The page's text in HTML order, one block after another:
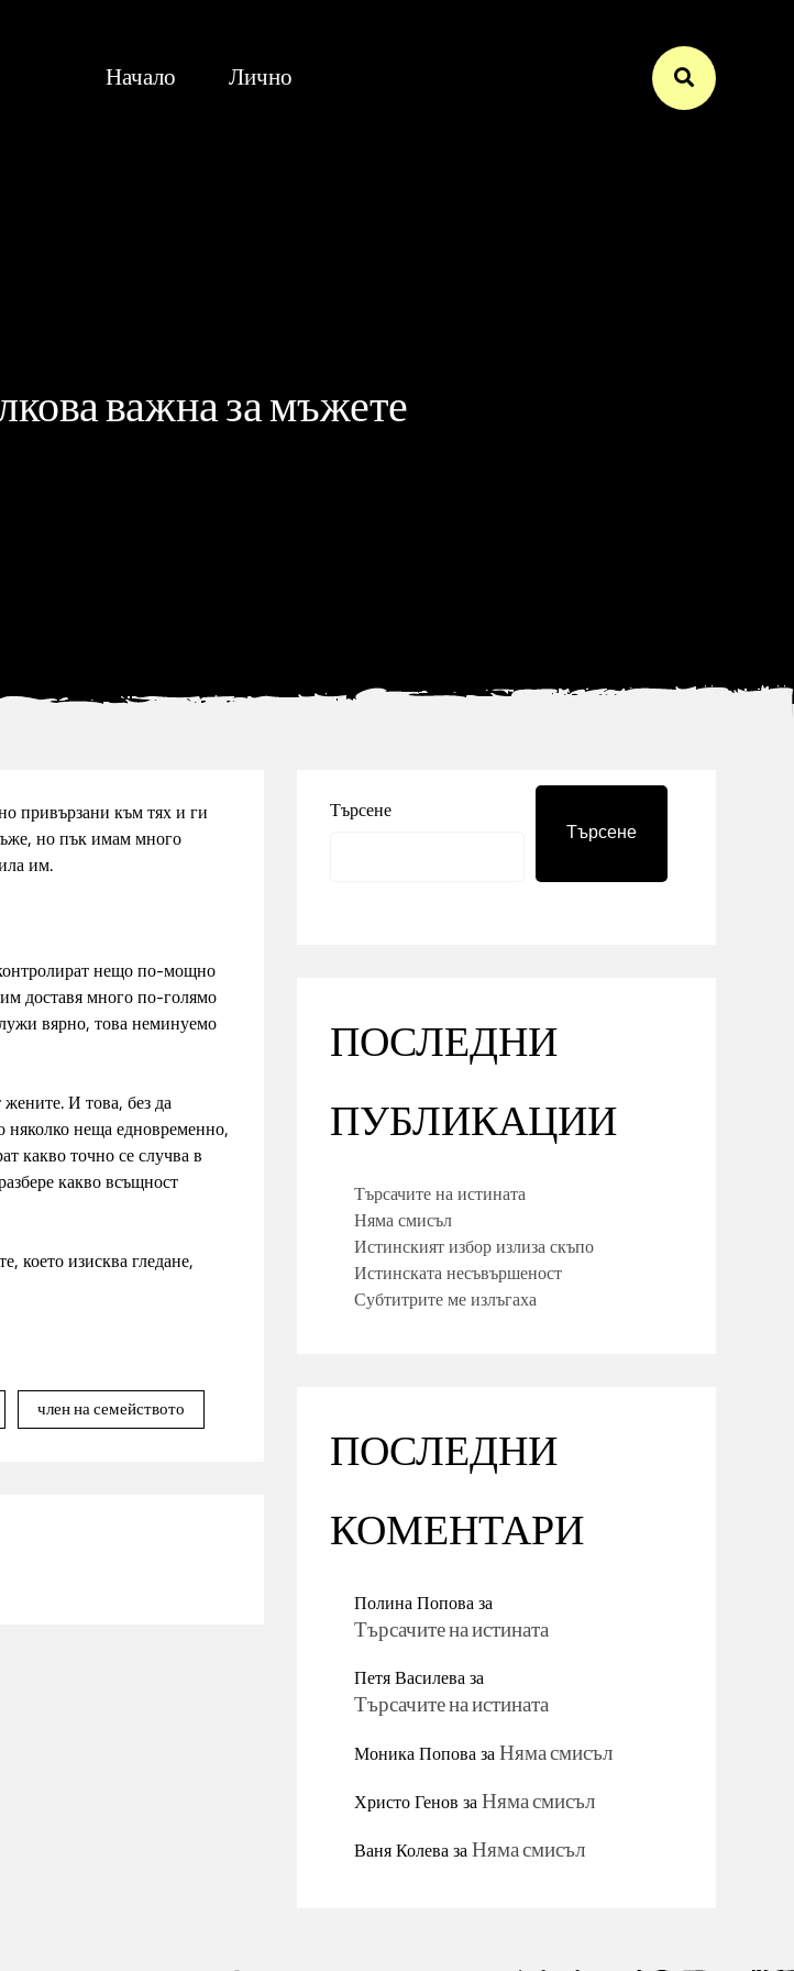
Начало Лично
важна за мъжете
привързани към тях и ги
но пък имам много
им.
нещо по-мощно
доставя много по-голямо
вярно, това неминуемо
И това, без да
няколко неща едновременно,
какво точно се случва в
какво всъщност
което изисква гледане,
член на семейството
Търсене
Търсене
ПОСЛЕДНИ
ПУБЛИКАЦИИ
Търсачите на истината
Няма смисъл
Истинският избор излиза скъпо
Истинската несъвършеност
Субтитрите ме излъгаха
ПОСЛЕДНИ
КОМЕНТАРИ
Полина Поповаза
Търсачите на истината
Петя Василеваза
Търсачите на истината
Моника ПоповазаНяма смисъл
Христо ГеновзаНяма смисъл
Ваня КолевазаНяма смисъл